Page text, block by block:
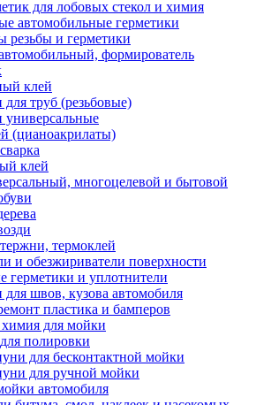
для лобовых стекол и химия
автомобильные герметики
резьбы и герметики
формирователь
клей
для труб (резьбовые)
универсальные
(цианоакрилаты)
клей
многоцелевой и бытовой
термоклей
и обезжириватели поверхности
герметики и уплотнители
для швов, кузова автомобиля
пластика и бамперов
для мойки
полировки
для бесконтактной мойки
для ручной мойки
автомобиля